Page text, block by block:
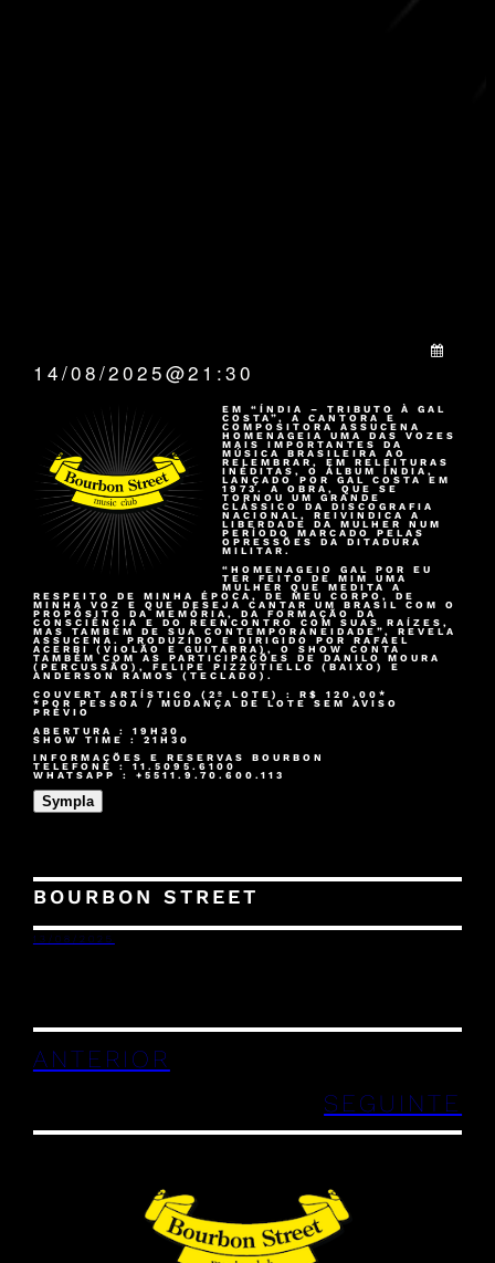
14/08/2025@21:30
EM “ÍNDIA – TRIBUTO À GAL
COSTA”, A CANTORA E
COMPOSITORA ASSUCENA
HOMENAGEIA UMA DAS VOZES
MAIS IMPORTANTES DA
MÚSICA BRASILEIRA AO
RELEMBRAR, EM RELEITURAS
INÉDITAS, O ÁLBUM ÍNDIA,
LANÇADO POR GAL COSTA EM
1973. A OBRA, QUE SE
TORNOU UM GRANDE
CLÁSSICO DA DISCOGRAFIA
NACIONAL, REIVINDICA A
LIBERDADE DA MULHER NUM
PERÍODO MARCADO PELAS
OPRESSÕES DA DITADURA
MILITAR.
“HOMENAGEIO GAL POR EU
TER FEITO DE MIM UMA
MULHER QUE MEDITA A
RESPEITO DE MINHA ÉPOCA, DE MEU CORPO, DE
MINHA VOZ E QUE DESEJA CANTAR UM BRASIL COM O
PROPÓSITO DA MEMÓRIA, DA FORMAÇÃO DA
CONSCIÊNCIA E DO REENCONTRO COM SUAS RAÍZES,
MAS TAMBÉM DE SUA CONTEMPORANEIDADE”, REVELA
ASSUCENA. PRODUZIDO E DIRIGIDO POR RAFAEL
ACERBI (VIOLÃO E GUITARRA), O SHOW CONTA
TAMBÉM COM AS PARTICIPAÇÕES DE DANILO MOURA
(PERCUSSÃO), FELIPE PIZZUTIELLO (BAIXO) E
ANDERSON RAMOS (TECLADO).
COUVERT ARTÍSTICO (2º LOTE) : R$ 120,00*
*POR PESSOA / MUDANÇA DE LOTE SEM AVISO
PRÉVIO
ABERTURA : 19H30
SHOW TIME : 21H30
INFORMAÇÕES E RESERVAS BOURBON
TELEFONE : 11.5095.6100
WHATSAPP : +5511.9.70.600.113
Sympla
BOURBON STREET
13/08/2025
ANTERIOR
SEGUINTE